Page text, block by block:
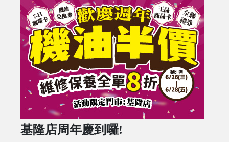
基隆店周年慶到囉!